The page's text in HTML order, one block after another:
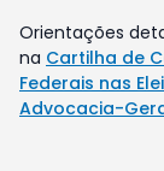
Orientações
na Cartilha de
Federais nas
Advocacia-